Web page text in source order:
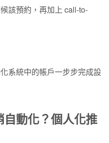
該預約，再加上 call-to-
系統中的帳戶一步步完成設
動化？個人化推